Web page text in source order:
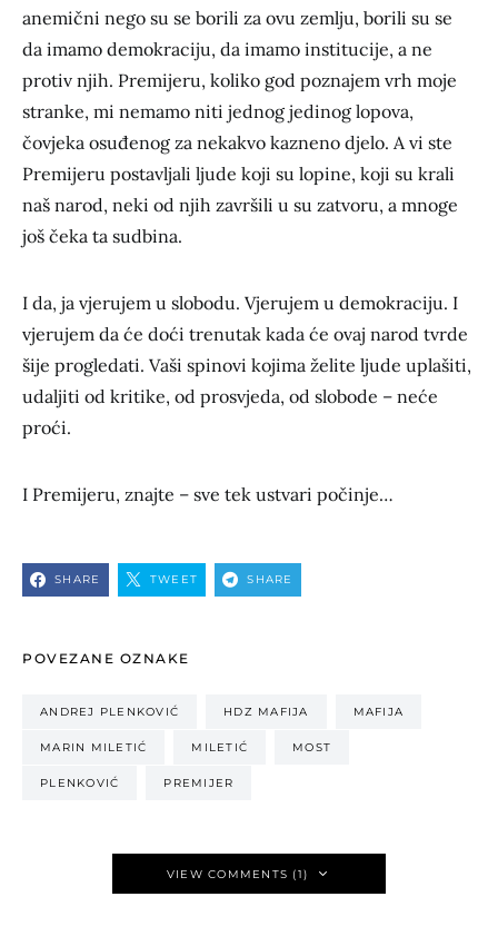
anemični nego su se borili za ovu zemlju, borili su se
da imamo demokraciju, da imamo institucije, a ne
protiv njih. Premijeru, koliko god poznajem vrh moje
stranke, mi nemamo niti jednog jedinog lopova,
čovjeka osuđenog za nekakvo kazneno djelo. A vi ste
Premijeru postavljali ljude koji su lopine, koji su krali
naš narod, neki od njih završili u su zatvoru, a mnoge
još čeka ta sudbina.
I da, ja vjerujem u slobodu. Vjerujem u demokraciju. I
vjerujem da će doći trenutak kada će ovaj narod tvrde
šije progledati. Vaši spinovi kojima želite ljude uplašiti,
udaljiti od kritike, od prosvjeda, od slobode – neće
proći.
I Premijeru, znajte – sve tek ustvari počinje…
SHARE TWEET SHARE
POVEZANE OZNAKE
ANDREJ PLENKOVIĆ HDZ MAFIJA MAFIJA
MARIN MILETIĆ MILETIĆ MOST
PLENKOVIĆ PREMIJER
VIEW COMMENTS (1)